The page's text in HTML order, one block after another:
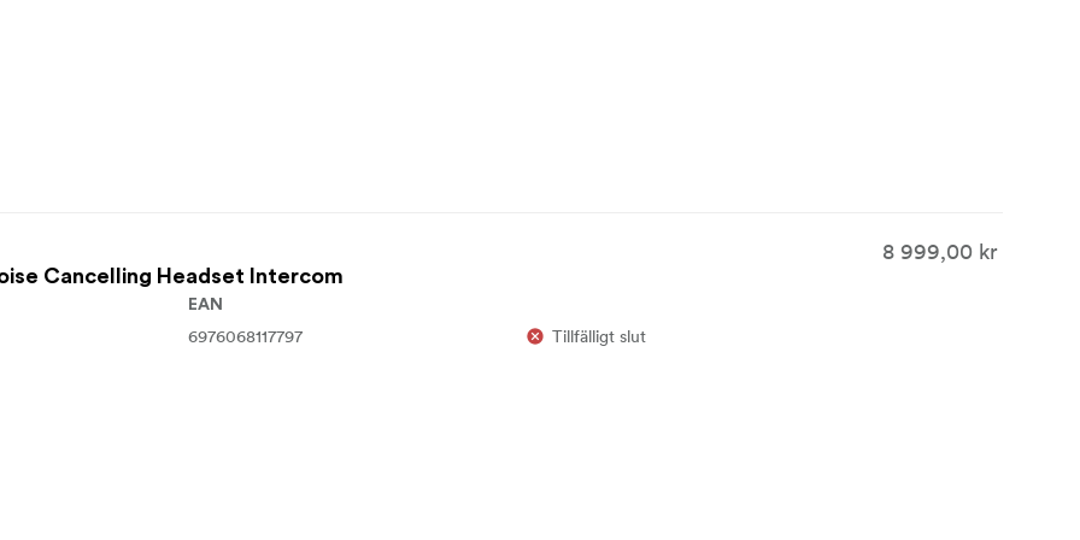
Single-Ear Version x1
Cancelling Headset Intercom
8 999,00 kr
EAN
6976068117797 Tillfälligt slut